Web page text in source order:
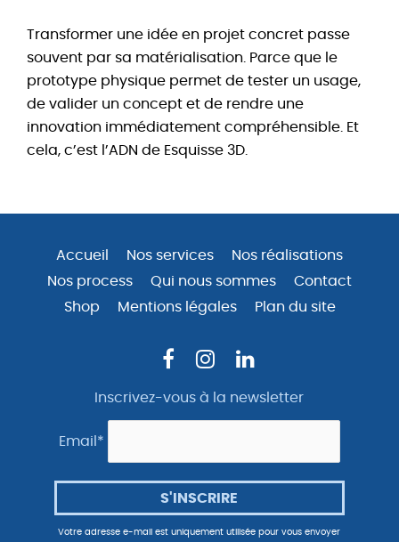
machine
industrielle
?
Transformer une idée en projet concret passe
souvent par sa matérialisation. Parce que le
prototype physique permet de tester un usage,
de valider un concept et de rendre une
innovation immédiatement compréhensible. Et
cela, c’est l’ADN de Esquisse 3D.
Accueil Nos services
Nos réalisations
Nos process
Qui nous sommes
Contact
Shop
Mentions légales Plan du site
Inscrivez-vous à la newsletter
Email*
Votre adresse e-mail est uniquement utilisée pour vous envoyer